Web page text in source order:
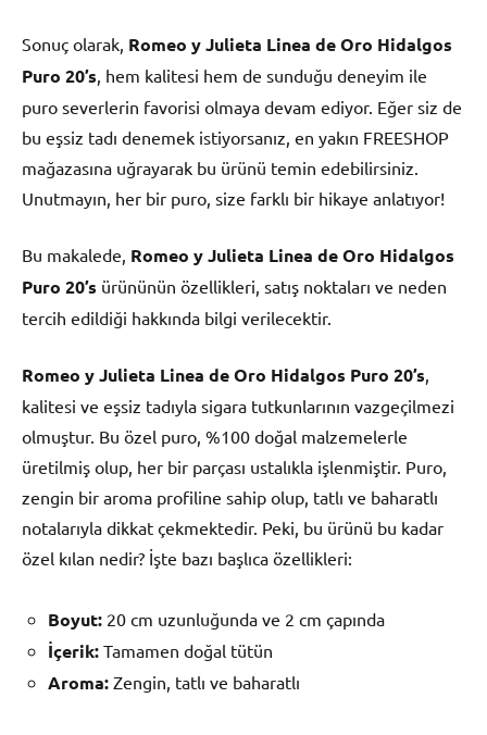
Sonuç olarak, Romeo y Julieta Linea de Oro Hidalgos
Puro 20’s, hem kalitesi hem de sunduğu deneyim ile
puro severlerin favorisi olmaya devam ediyor. Eğer siz de
bu eşsiz tadı denemek istiyorsanız, en yakın FREESHOP
mağazasına uğrayarak bu ürünü temin edebilirsiniz.
Unutmayın, her bir puro, size farklı bir hikaye anlatıyor!
Bu makalede, Romeo y Julieta Linea de Oro Hidalgos
Puro 20’s ürününün özellikleri, satış noktaları ve neden
tercih edildiği hakkında bilgi verilecektir.
Romeo y Julieta Linea de Oro Hidalgos Puro 20’s,
kalitesi ve eşsiz tadıyla sigara tutkunlarının vazgeçilmezi
olmuştur. Bu özel puro, %100 doğal malzemelerle
üretilmiş olup, her bir parçası ustalıkla işlenmiştir. Puro,
zengin bir aroma profiline sahip olup, tatlı ve baharatlı
notalarıyla dikkat çekmektedir. Peki, bu ürünü bu kadar
özel kılan nedir? İşte bazı başlıca özellikleri:
Boyut: 20 cm uzunluğunda ve 2 cm çapında
İçerik: Tamamen doğal tütün
Aroma: Zengin, tatlı ve baharatlı